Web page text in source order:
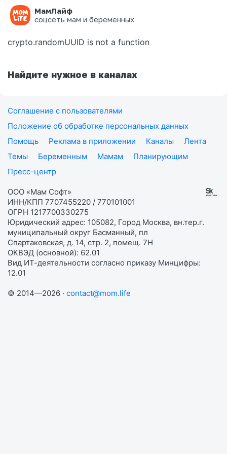
МамЛайф
соцсеть мам и беременных
Ошибка на странице
crypto.randomUUID is not a function
Найдите нужное в каналах
Соглашение с пользователями
Положение об обработке персональных данных
Помощь
Реклама в приложении Каналы
Лента
Темы
Беременным Мамам
Планирующим
Пресс-центр
ООО «Мам Софт»
ИНН/КПП 7707455220 / 770101001
ОГРН 1217700330275
Юридический адрес: 105082, Город Москва, вн.тер.г.
муниципальный округ Басманный, пл
Спартаковская, д. 14, стр. 2, помещ. 7Н
ОКВЭД (основной): 62.01
Вид ИТ-деятельности согласно приказу Минцифры:
12.01
© 2014—2026 · contact@mom.life